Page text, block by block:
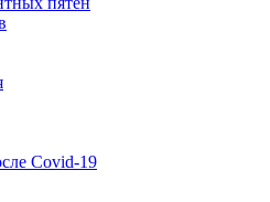
Covid-19